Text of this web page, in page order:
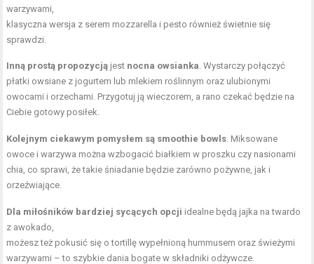
warzywami,
klasyczna wersja z serem mozzarella i pesto również świetnie się
sprawdzi.
Inną prostą propozycją jest nocna owsianka. Wystarczy połączyć
płatki owsiane z jogurtem lub mlekiem roślinnym oraz ulubionymi
owocami i orzechami. Przygotuj ją wieczorem, a rano czekać będzie na
Ciebie gotowy posiłek.
Kolejnym ciekawym pomysłem są smoothie bowls. Miksowane
owoce i warzywa można wzbogacić białkiem w proszku czy nasionami
chia, co sprawi, że takie śniadanie będzie zarówno pożywne, jak i
orzeźwiające.
Dla miłośników bardziej sycących opcji idealne będą jajka na twardo
z awokado,
możesz też pokusić się o tortillę wypełnioną hummusem oraz świeżymi
warzywami – to szybkie dania bogate w składniki odżywcze.